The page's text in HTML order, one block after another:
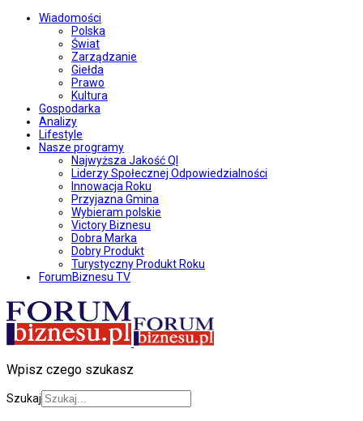
Wiadomości
Polska
Świat
Zarządzanie
Giełda
Prawo
Kultura
Gospodarka
Analizy
Lifestyle
Nasze programy
Najwyższa Jakość QI
Liderzy Społecznej Odpowiedzialności
Innowacja Roku
Przyjazna Gmina
Wybieram polskie
Victory Biznesu
Dobra Marka
Dobry Produkt
Turystyczny Produkt Roku
ForumBiznesu TV
Wpisz czego szukasz
Szukaj